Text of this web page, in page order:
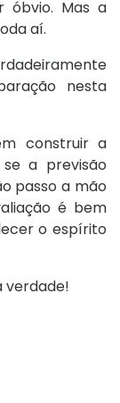
óbvio. Mas a
aí.
nesta
construir a
a previsão
passo a mão
é bem
o espírito
verdade!